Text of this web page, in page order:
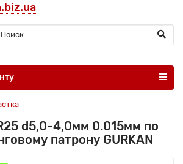
d5,0-4,0мм 0.015мм по
патрону GURKAN